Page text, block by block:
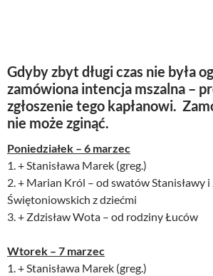
Gdyby zbyt długi czas nie była
zamówiona intencja mszalna –
zgłoszenie tego kapłanowi.
nie może zginąć.
Poniedziałek – 6 marzec
1. + Stanisława Marek (greg.)
2. + Marian Król – od swatów Stanisławy i
Świętoniowskich z dziećmi
3. + Zdzisław Wota – od rodziny Łuców
Wtorek – 7 marzec
1. + Stanisława Marek (greg.)